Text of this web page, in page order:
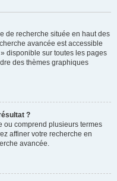
de recherche située en haut des
avancée est accessible
disponible sur toutes les pages
des thèmes graphiques
?
ou comprend plusieurs termes
affiner votre recherche en
avancée.